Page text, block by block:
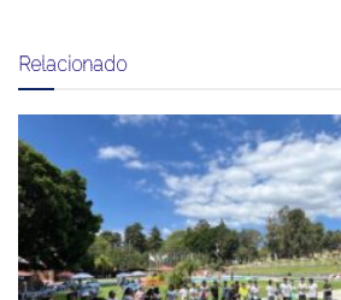
Relacionado